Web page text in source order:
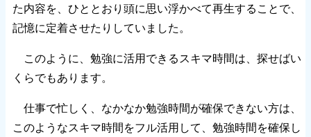
た内容を、ひととおり頭に思い浮かべて再生することで、
記憶に定着させたりしていました。
このように、勉強に活用できるスキマ時間は、探せばい
くらでもあります。
仕事で忙しく、なかなか勉強時間が確保できない方は、
このようなスキマ時間をフル活用して、勉強時間を確保し